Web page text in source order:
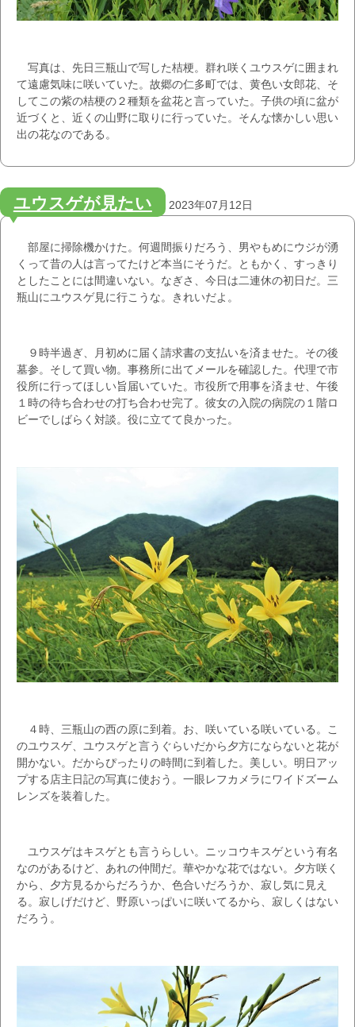
写真は、先日三瓶山で写した桔梗。群れ咲くユウスゲに囲まれ
て遠慮気味に咲いていた。故郷の仁多町では、黄色い女郎花、そ
してこの紫の桔梗の２種類を盆花と言っていた。子供の頃に盆が
近づくと、近くの山野に取りに行っていた。そんな懐かしい思い
出の花なのである。
ユウスゲが見たい 2023年07月12日
部屋に掃除機かけた。何週間振りだろう、男やもめにウジが湧
くって昔の人は言ってたけど本当にそうだ。ともかく、すっきり
としたことには間違いない。なぎさ、今日は二連休の初日だ。三
瓶山にユウスゲ見に行こうな。きれいだよ。
９時半過ぎ、月初めに届く請求書の支払いを済ませた。その後
墓参。そして買い物。事務所に出てメールを確認した。代理で市
役所に行ってほしい旨届いていた。市役所で用事を済ませ、午後
１時の待ち合わせの打ち合わせ完了。彼女の入院の病院の１階ロ
ビーでしばらく対談。役に立てて良かった。
４時、三瓶山の西の原に到着。お、咲いている咲いている。こ
のユウスゲ、ユウスゲと言うぐらいだから夕方にならないと花が
開かない。だからぴったりの時間に到着した。美しい。明日アッ
プする店主日記の写真に使おう。一眼レフカメラにワイドズーム
レンズを装着した。
ユウスゲはキスゲとも言うらしい。ニッコウキスゲという有名
なのがあるけど、あれの仲間だ。華やかな花ではない。夕方咲く
から、夕方見るからだろうか、色合いだろうか、寂し気に見え
る。寂しげだけど、野原いっぱいに咲いてるから、寂しくはない
だろう。